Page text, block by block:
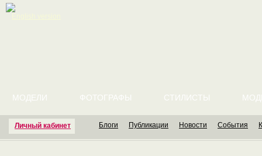
Личный кабинет
МОДЕЛИ ФОТОГРАФЫ СТИЛИСТЫ
Блоги Публикации Новости События